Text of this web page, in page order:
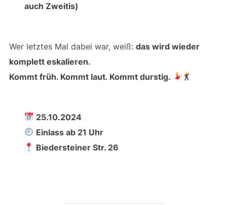
auch Zweitis)
Wer letztes Mal dabei war, weiß: das wird wieder
komplett eskalieren.
Kommt früh. Kommt laut. Kommt durstig.
25.10.2024
Einlass ab 21 Uhr
Biedersteiner Str. 26